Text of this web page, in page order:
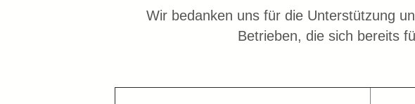
Wir bedanken uns für die Unterstützung
Betrieben, die sich bereits